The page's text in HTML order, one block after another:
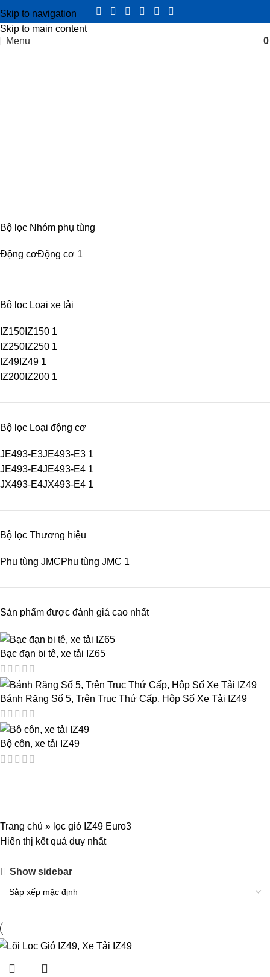
Skip to navigation
Skip to main content
Menu
Bộ lọc Nhóm phụ tùng
Động cơĐộng cơ 1
Bộ lọc Loại xe tải
IZ150 IZ150 1
IZ250 IZ250 1
IZ49 IZ49 1
IZ200 IZ200 1
Bộ lọc Loại động cơ
JE493-E3JE493-E3 1
JE493-E4JE493-E4 1
JX493-E4JX493-E4 1
Bộ lọc Thương hiệu
Phụ tùng JMCPhụ tùng JMC 1
Sản phẩm được đánh giá cao nhất
Bạc đạn bi tê, xe tải IZ65
Bánh Răng Số 5, Trên Trục Thứ Cấp, Hộp Số Xe Tải IZ49
Bộ côn, xe tải IZ49
Trang chủ » lọc gió IZ49 Euro3
Hiển thị kết quả duy nhất
Show sidebar